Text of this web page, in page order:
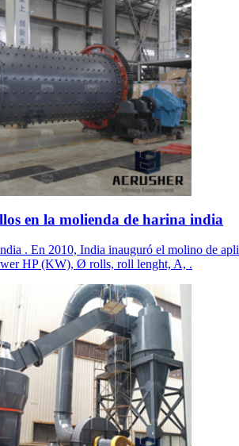
en la molienda de harina india
. En 2010, India inauguró el molino de
HP (KW), Ø rolls, roll lenght, A, .